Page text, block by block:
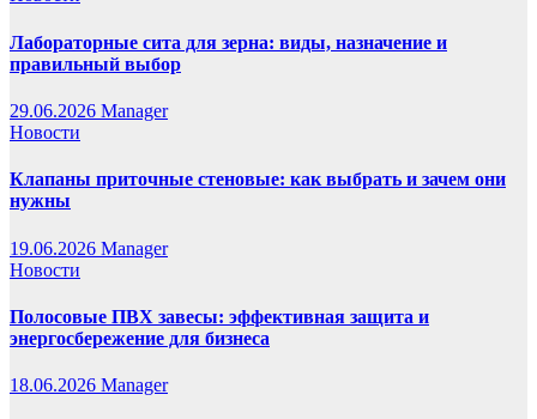
Лабораторные сита для зерна: виды, назначение и
правильный выбор
29.06.2026 Manager
Новости
Клапаны приточные стеновые: как выбрать и зачем они
нужны
19.06.2026 Manager
Новости
Полосовые ПВХ завесы: эффективная защита и
энергосбережение для бизнеса
18.06.2026 Manager